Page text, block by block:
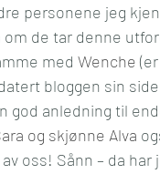
personene jeg
de tar denne
med Wenche
bloggen sin
god anledning til
og skjønne Alva
oss! Sånn – da